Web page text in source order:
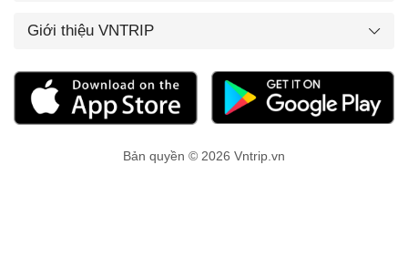
Giới thiệu VNTRIP
Bản quyền © 2026 Vntrip.vn